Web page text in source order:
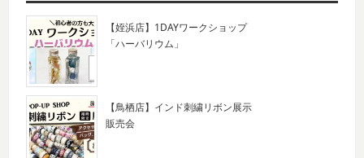
【姪浜店】1DAYワークショップ
「ハーバリウム」
【鳥栖店】インド刺繍リボン展示
販売会